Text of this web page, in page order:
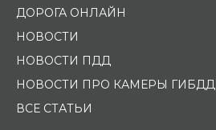
ДОРОГА ОНЛАЙН
НОВОСТИ
НОВОСТИ ПДД
НОВОСТИ ПРО КАМЕРЫ ГИБДД
ВСЕ СТАТЬИ